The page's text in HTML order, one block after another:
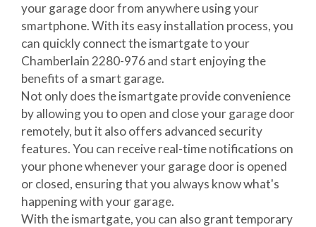
your garage door from anywhere using your
smartphone. With its easy installation process, you
can quickly connect the ismartgate to your
Chamberlain 2280-976 and start enjoying the
benefits of a smart garage.
Not only does the ismartgate provide convenience
by allowing you to open and close your garage door
remotely, but it also offers advanced security
features. You can receive real-time notifications on
your phone whenever your garage door is opened
or closed, ensuring that you always know what's
happening with your garage.
With the ismartgate, you can also grant temporary